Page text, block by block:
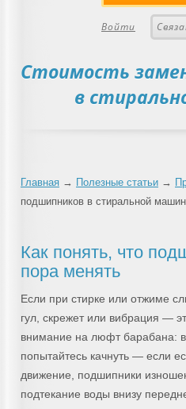
Войти
Стоимость
в
Главная → Полезные статьи →
подшипников в стиральной
Как понять, что
пора менять
Если при стирке или отжиме
гул, скрежет или вибрация —
внимание на люфт барабана:
попытайтесь качнуть — если
движение, подшипники
подтекание воды внизу